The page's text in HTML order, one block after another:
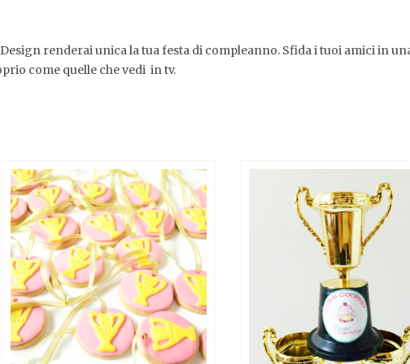
renderai unica la tua festa di compleanno. Sfida i tuoi amici in
come quelle che vedi in tv.